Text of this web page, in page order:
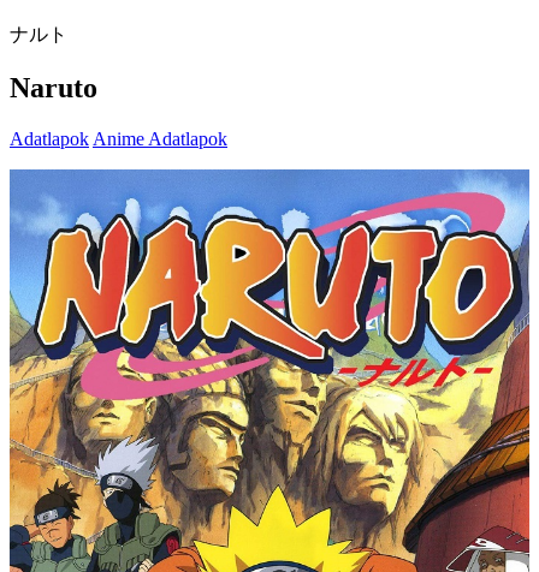
ナルト
Naruto
Adatlapok Anime Adatlapok